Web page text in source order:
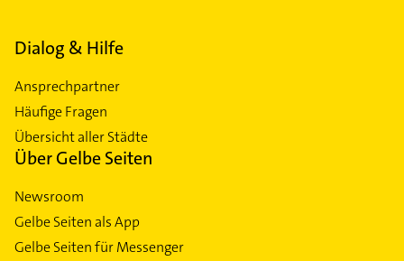
Dialog & Hilfe
Ansprechpartner
Häufige Fragen
Übersicht aller Städte
Über Gelbe Seiten
Newsroom
Gelbe Seiten als App
Gelbe Seiten für Messenger